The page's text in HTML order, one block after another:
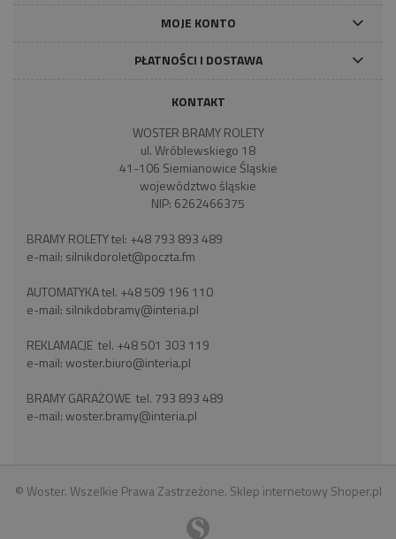
MOJE KONTO
PŁATNOŚCI I DOSTAWA
KONTAKT
WOSTER BRAMY ROLETY
ul. Wróblewskiego 18
41-106 Siemianowice Śląskie
województwo śląskie
NIP: 6262466375
BRAMY ROLETY tel: +48 793 893 489
e-mail: silnikdorolet@poczta.fm
AUTOMATYKA tel. +48 509 196 110
e-mail: silnikdobramy@interia.pl
REKLAMACJE tel. +48 501 303 119
e-mail:woster.biuro@interia.pl
BRAMY GARAŻOWE tel. 793 893 489
e-mail:woster.bramy@interia.pl
© Woster. Wszelkie Prawa Zastrzeżone. Sklep internetowy Shoper.pl